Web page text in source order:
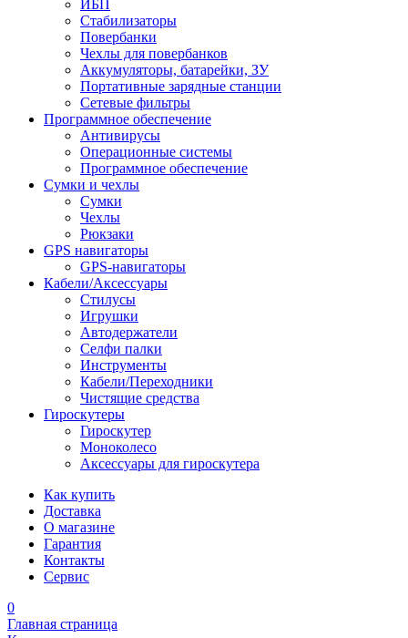
ИБП
Стабилизаторы
Повербанки
Чехлы для повербанков
Аккумуляторы, батарейки, ЗУ
Портативные зарядные станции
Сетевые фильтры
Программное обеспечение
Антивирусы
Операционные системы
Программное обеспечение
Сумки и чехлы
Сумки
Чехлы
Рюкзаки
GPS навигаторы
GPS-навигаторы
Кабели/Аксессуары
Стилусы
Игрушки
Автодержатели
Селфи палки
Инструменты
Кабели/Переходники
Чистящие средства
Гироскутеры
Гироскутер
Моноколесо
Аксессуары для гироскутера
Как купить
Доставка
О магазине
Гарантия
Контакты
Сервис
0
Главная страница